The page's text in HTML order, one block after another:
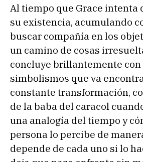
Al tiempo que Grace intenta
su existencia, acumulando
buscar compañía en los
un camino de cosas
concluye brillantemente con
simbolismos que va
constante transformación,
de la baba del caracol
una analogía del tiempo y
persona lo percibe de
depende de cada uno si lo